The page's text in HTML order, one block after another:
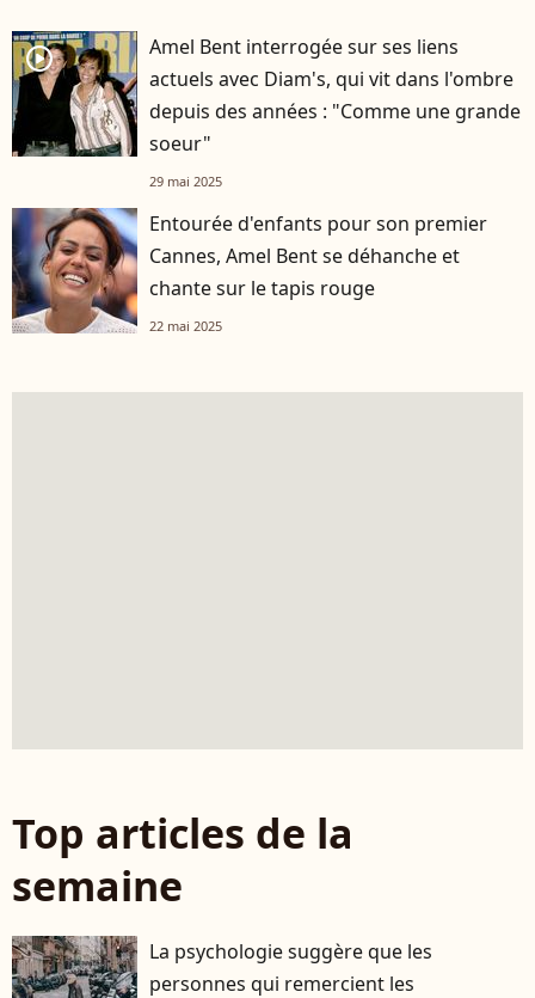
player2
Amel Bent interrogée sur ses liens
actuels avec Diam's, qui vit dans l'ombre
depuis des années : "Comme une grande
soeur"
29 mai 2025
Entourée d'enfants pour son premier
Cannes, Amel Bent se déhanche et
chante sur le tapis rouge
22 mai 2025
Top articles de la
semaine
La psychologie suggère que les
personnes qui remercient les